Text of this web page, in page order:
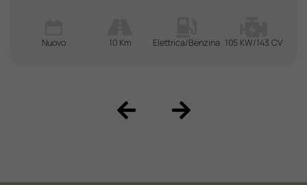
Nuovo 10 Km Elettrica/Benzina 105 KW/143 CV